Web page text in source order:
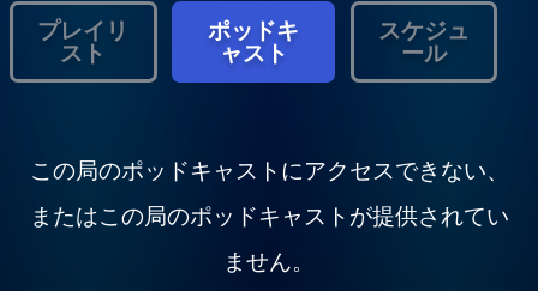
プレイリ
スト
ポッドキ
ャスト
スケジュ
ール
この局のポッドキャストにアクセスできない、
またはこの局のポッドキャストが提供されてい
ません。